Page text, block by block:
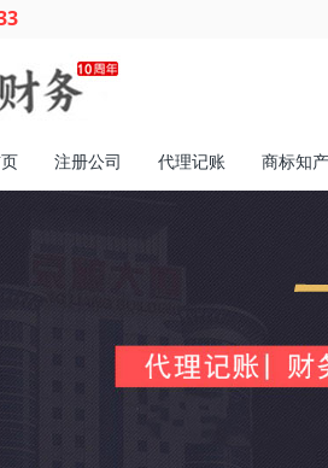
注册公司 代理记账 商标知产